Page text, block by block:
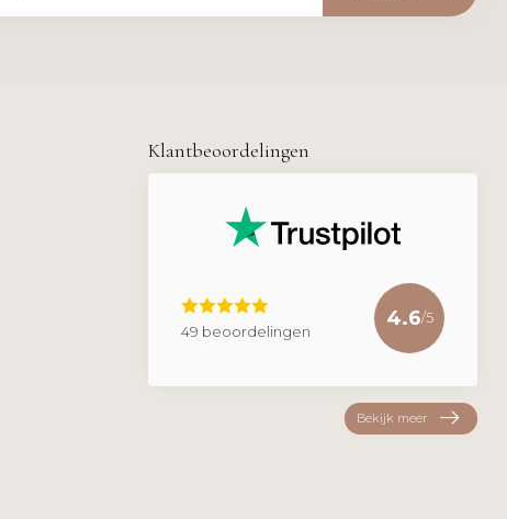
Klantbeoordelingen
49 beoordelingen
4.6/5
Bekijk meer